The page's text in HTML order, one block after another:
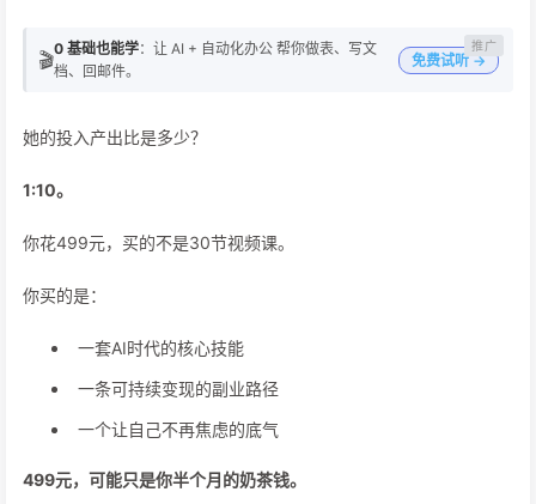
🎬0 基础也能学：让 AI + 自动化办公 帮你做表、写文
档、回邮件。
免费试听 →
她的投入产出比是多少？
1:10。
你花499元，买的不是30节视频课。
你买的是：
一套AI时代的核心技能
一条可持续变现的副业路径
一个让自己不再焦虑的底气
499元，可能只是你半个月的奶茶钱。